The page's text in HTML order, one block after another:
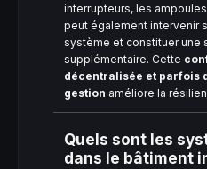
interrupteurs, les
peut également intervenir
système et constituer une
supplémentaire. Cette
décentralisée et parfois
gestion améliore la
Quels sont les
dans le bâtiment